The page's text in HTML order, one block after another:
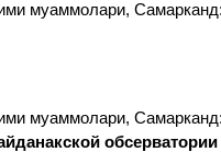
муаммолари,
муаммолари,